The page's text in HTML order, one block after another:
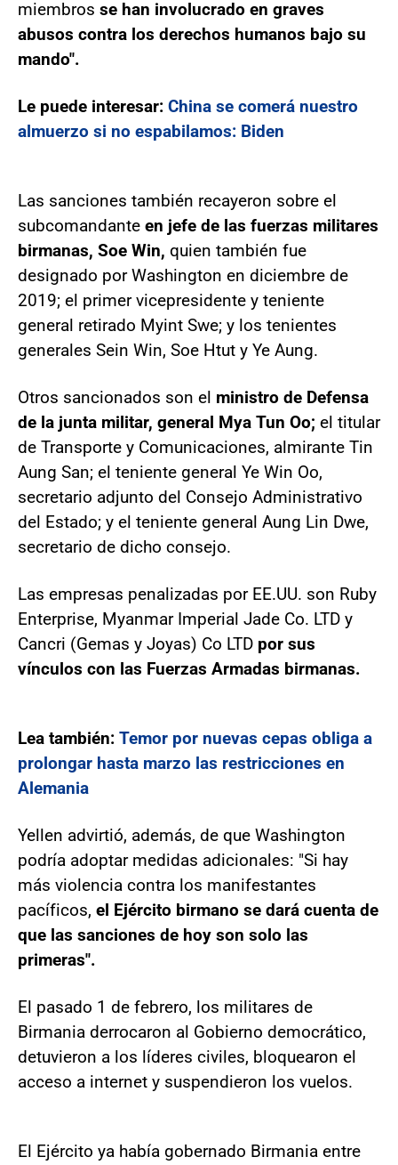
miembros se han involucrado en graves
abusos contra los derechos humanos bajo su
mando".
Le puede interesar: China se comerá nuestro
almuerzo si no espabilamos: Biden
Las sanciones también recayeron sobre el
subcomandante en jefe de las fuerzas militares
birmanas, Soe Win, quien también fue
designado por Washington en diciembre de
2019; el primer vicepresidente y teniente
general retirado Myint Swe; y los tenientes
generales Sein Win, Soe Htut y Ye Aung.
Otros sancionados son el ministro de Defensa
de la junta militar, general Mya Tun Oo; el titular
de Transporte y Comunicaciones, almirante Tin
Aung San; el teniente general Ye Win Oo,
secretario adjunto del Consejo Administrativo
del Estado; y el teniente general Aung Lin Dwe,
secretario de dicho consejo.
Las empresas penalizadas por EE.UU. son Ruby
Enterprise, Myanmar Imperial Jade Co. LTD y
Cancri (Gemas y Joyas) Co LTD por sus
vínculos con las Fuerzas Armadas birmanas.
Lea también: Temor por nuevas cepas obliga a
prolongar hasta marzo las restricciones en
Alemania
Yellen advirtió, además, de que Washington
podría adoptar medidas adicionales: "Si hay
más violencia contra los manifestantes
pacíficos, el Ejército birmano se dará cuenta de
que las sanciones de hoy son solo las
primeras".
El pasado 1 de febrero, los militares de
Birmania derrocaron al Gobierno democrático,
detuvieron a los líderes civiles, bloquearon el
acceso a internet y suspendieron los vuelos.
El Ejército ya había gobernado Birmania entre